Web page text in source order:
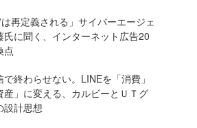
”は再定義される」サイバーエージェ
氏に聞く、インターネット広告20
点
終わらせない。LINEを「消費」
産」に変える、カルビーとＵＴグ
設計思想